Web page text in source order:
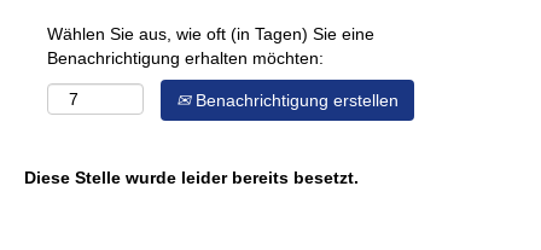
Wählen Sie aus, wie oft (in Tagen) Sie eine
Benachrichtigung erhalten möchten:
Benachrichtigung erstellen
Diese Stelle wurde leider bereits besetzt.